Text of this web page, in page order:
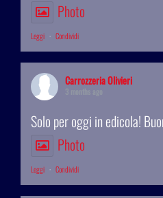
Photo
Leggi · Condividi
Carrozzeria Olivieri
Solo per oggi in edicola!
Photo
Leggi · Condividi